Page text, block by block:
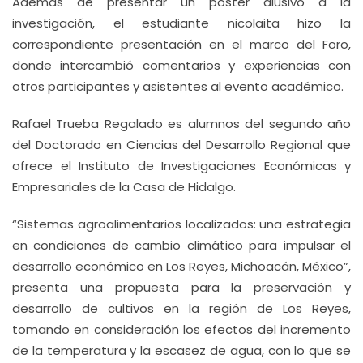
investigación, el estudiante nicolaita hizo la
correspondiente presentación en el marco del Foro,
donde intercambió comentarios y experiencias con
otros participantes y asistentes al evento académico.
Rafael Trueba Regalado es alumnos del segundo año
del Doctorado en Ciencias del Desarrollo Regional que
ofrece el Instituto de Investigaciones Económicas y
Empresariales de la Casa de Hidalgo.
“Sistemas agroalimentarios localizados: una estrategia
en condiciones de cambio climático para impulsar el
desarrollo económico en Los Reyes, Michoacán, México”,
presenta una propuesta para la preservación y
desarrollo de cultivos en la región de Los Reyes,
tomando en consideración los efectos del incremento
de la temperatura y la escasez de agua, con lo que se